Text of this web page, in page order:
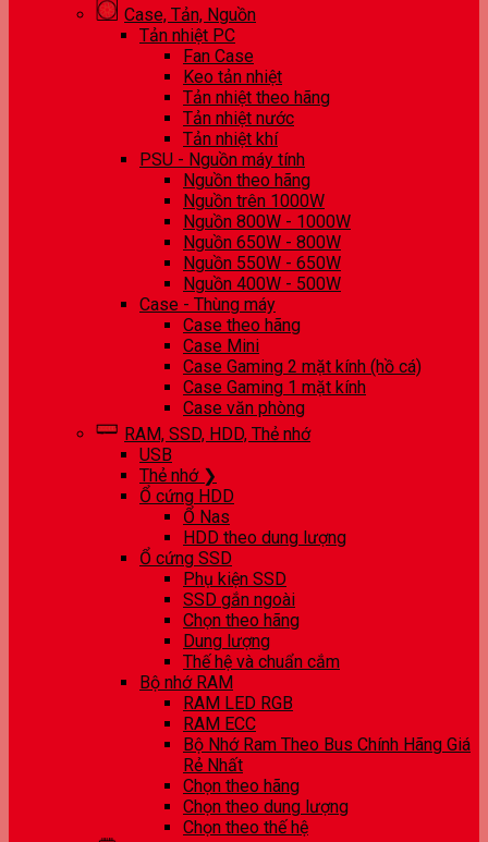
Case, Tản, Nguồn
Tản nhiệt PC
Fan Case
Keo tản nhiệt
Tản nhiệt theo hãng
Tản nhiệt nước
Tản nhiệt khí
PSU - Nguồn máy tính
Nguồn theo hãng
Nguồn trên 1000W
Nguồn 800W - 1000W
Nguồn 650W - 800W
Nguồn 550W - 650W
Nguồn 400W - 500W
Case - Thùng máy
Case theo hãng
Case Mini
Case Gaming 2 mặt kính (hồ cá)
Case Gaming 1 mặt kính
Case văn phòng
RAM, SSD, HDD, Thẻ nhớ
USB
Thẻ nhớ ❯
Ổ cứng HDD
Ổ Nas
HDD theo dung lượng
Ổ cứng SSD
Phụ kiện SSD
SSD gắn ngoài
Chọn theo hãng
Dung lượng
Thế hệ và chuẩn cắm
Bộ nhớ RAM
RAM LED RGB
RAM ECC
Bộ Nhớ Ram Theo Bus Chính Hãng Giá
Rẻ Nhất
Chọn theo hãng
Chọn theo dung lượng
Chọn theo thế hệ